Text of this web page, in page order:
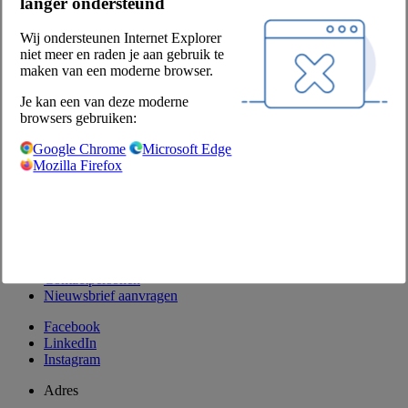
Wij ondersteunen Internet Explorer
niet meer en raden je aan gebruik te
maken van een moderne browser.
Je kan een van deze moderne
browsers gebruiken:
Google Chrome
Microsoft Edge
Mozilla Firefox
MVO
Leveranciers
Privacy & voorwaarden
Verkoop- en leveringsvoorwaarden
Producten retourneren
Disclaimer
Privacyverklaring
Privacyinstellingen
Nieuwsbrief aanvragen
Facebook
LinkedIn
Instagram
Adres